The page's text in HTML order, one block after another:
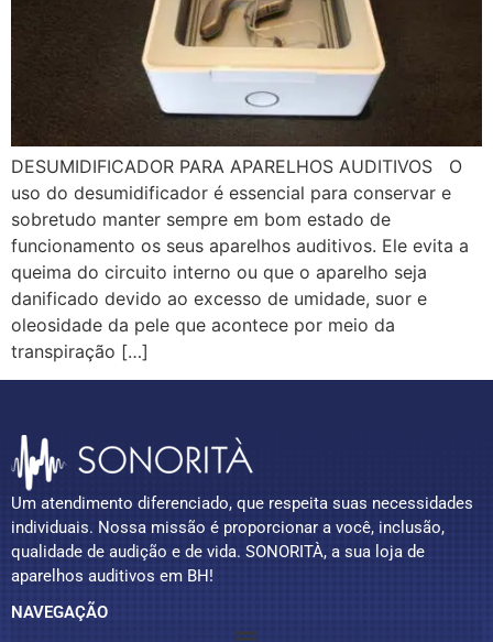
DESUMIDIFICADOR PARA APARELHOS AUDITIVOS O
uso do desumidificador é essencial para conservar e
sobretudo manter sempre em bom estado de
funcionamento os seus aparelhos auditivos. Ele evita a
queima do circuito interno ou que o aparelho seja
danificado devido ao excesso de umidade, suor e
oleosidade da pele que acontece por meio da
transpiração […]
Um atendimento diferenciado, que respeita suas necessidades
individuais. Nossa missão é proporcionar a você, inclusão,
qualidade de audição e de vida. SONORITÀ, a sua loja de
aparelhos auditivos em BH!
NAVEGAÇÃO